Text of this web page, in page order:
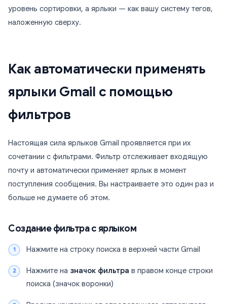
уровень сортировки, а ярлыки — как вашу систему тегов,
наложенную сверху.
Как автоматически применять
ярлыки Gmail с помощью
фильтров
Настоящая сила ярлыков Gmail проявляется при их
сочетании с фильтрами. Фильтр отслеживает входящую
почту и автоматически применяет ярлык в момент
поступления сообщения. Вы настраиваете это один раз и
больше не думаете об этом.
Создание фильтра с ярлыком
Нажмите на строку поиска в верхней части Gmail
Нажмите на значок фильтра в правом конце строки
поиска (значок воронки)